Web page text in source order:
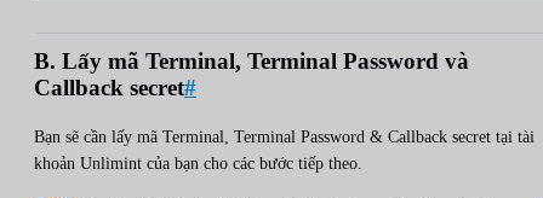
B. Lấy mã Terminal, Terminal Password và
Callback secret#
Bạn sẽ cần lấy mã Terminal, Terminal Password & Callback secret tại tài
khoản Unlimint của bạn cho các bước tiếp theo.